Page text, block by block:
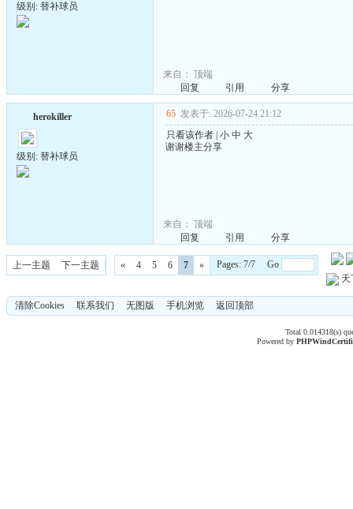
级别: 替补球员
来自： 顶端
回复
引用 分享
herokiller
级别: 替补球员
65 发表于: 2026-07-24 21:12
只看该作者 小 中 大
谢谢楼主分享
来自： 顶端
回复
引用 分享
上一主题 下一主题 « 4 5 6 7 »
Pages: 7/7 Go
天
清除Cookies 联系我们 无图版 手机浏览 返回顶部
Total 0.014318(s)
Powered byPHPWind